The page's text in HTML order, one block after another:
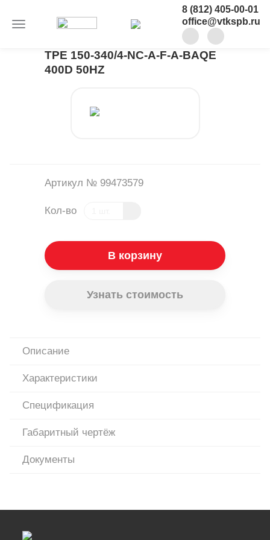
8 (812) 405-00-01
office@vtkspb.ru
TPE 150-340/4-NC-A-F-A-BAQE
400D 50HZ
Артикул № 99473579
Кол-во
В корзину
Узнать стоимость
Описание
Характеристики
Спецификация
Габаритный чертёж
Документы